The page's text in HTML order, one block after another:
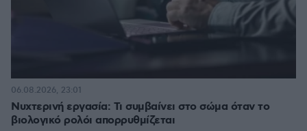
Νυχτερινή εργασία: Τι συμβαίνει στο σώμα όταν το
βιολογικό ρολόι απορρυθμίζεται
06.08.2026, 23:01